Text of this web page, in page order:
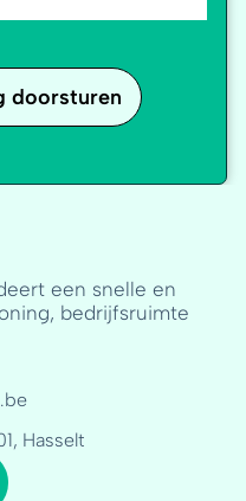
doorsturen
een snelle en
bedrijfsruimte
Hasselt